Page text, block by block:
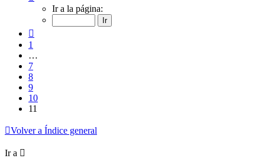
11
Ir a la página:
1
…
7
8
9
10
11
Volver a Índice general
Ir a